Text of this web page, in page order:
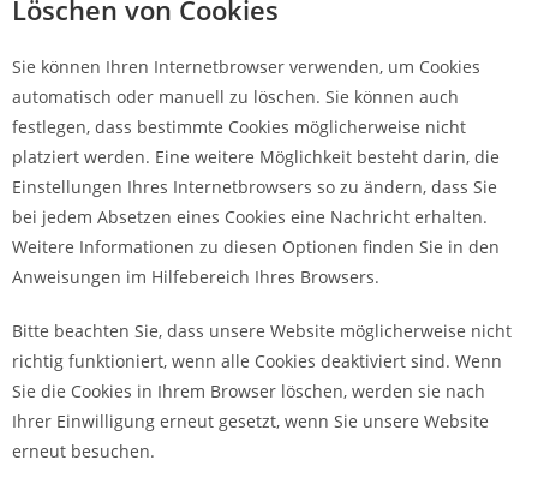
Löschen von Cookies
Sie können Ihren Internetbrowser verwenden, um Cookies
automatisch oder manuell zu löschen. Sie können auch
festlegen, dass bestimmte Cookies möglicherweise nicht
platziert werden. Eine weitere Möglichkeit besteht darin, die
Einstellungen Ihres Internetbrowsers so zu ändern, dass Sie
bei jedem Absetzen eines Cookies eine Nachricht erhalten.
Weitere Informationen zu diesen Optionen finden Sie in den
Anweisungen im Hilfebereich Ihres Browsers.
Bitte beachten Sie, dass unsere Website möglicherweise nicht
richtig funktioniert, wenn alle Cookies deaktiviert sind. Wenn
Sie die Cookies in Ihrem Browser löschen, werden sie nach
Ihrer Einwilligung erneut gesetzt, wenn Sie unsere Website
erneut besuchen.